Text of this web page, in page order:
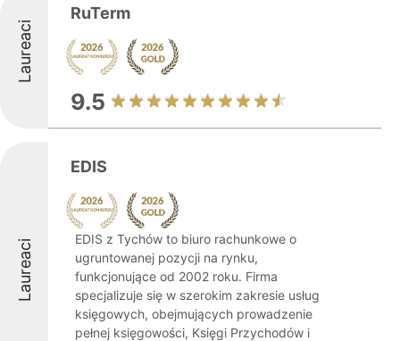
Laureaci
RuTerm
9.5
Laureaci
EDIS
EDIS z Tychów to biuro rachunkowe o
ugruntowanej pozycji na rynku,
funkcjonujące od 2002 roku. Firma
specjalizuje się w szerokim zakresie usług
księgowych, obejmujących prowadzenie
pełnej księgowości, Księgi Przychodów i